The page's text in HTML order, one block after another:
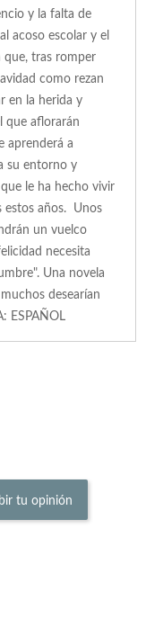
y la falta de
acoso escolar y el
tras romper
como rezan
en la herida y
que aflorarán
aprenderá a
su entorno y
le ha hecho vivir
estos años. Unos
un vuelco
necesita
Una novela
desearían
ESPAÑOL
tu opinión